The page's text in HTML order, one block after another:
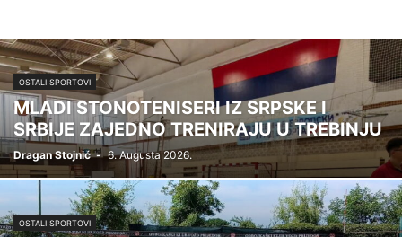
OSTALI SPORTOVI
MLADI STONOTENISERI IZ SRPSKE I
SRBIJE ZAJEDNO TRENIRAJU U TREBINJU
Dragan Stojnić - 6. Augusta 2026.
OSTALI SPORTOVI